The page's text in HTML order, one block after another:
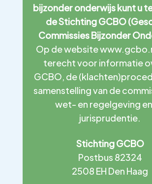
bijzonder onderwijs kunt u
de Stichting GCBO
Commissies Bijzonder
Op de website
terecht voor informatie
GCBO, de
samenstelling van de
wet- en regelgeving
jurisprudentie.
Stichting GCBO
Postbus 82324
2508 EH Den Haag